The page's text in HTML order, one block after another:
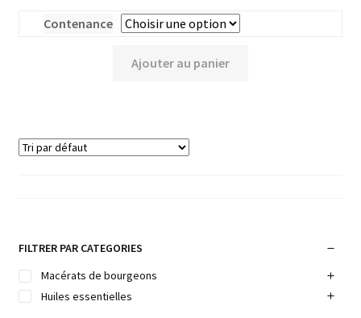
Contenance
Ajouter au panier
FILTRER PAR CATEGORIES
Macérats de bourgeons
Huiles essentielles